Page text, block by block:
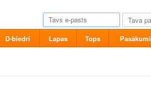
D-biedri Lapas Tops Pasākumi